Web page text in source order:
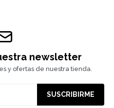
newsletter
y ofertas de nuestra tienda.
SUSCRIBIRME